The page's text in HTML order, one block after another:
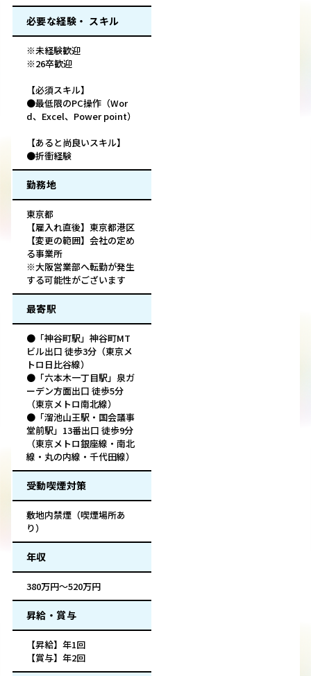
必要な経験・ スキル
※未経験歓迎
※26卒歓迎
【必須スキル】
●最低限のPC操作（Wor
d、Excel、Power point）
【あると尚良いスキル】
●折衝経験
勤務地
東京都
【雇入れ直後】東京都港区
【変更の範囲】会社の定め
る事業所
※大阪営業部へ転勤が発生
する可能性がございます
最寄駅
●「神谷町駅」神谷町MT
ビル出口 徒歩3分（東京メ
トロ日比谷線）
●「六本木一丁目駅」泉ガ
ーデン方面出口 徒歩5分
（東京メトロ南北線）
●「溜池山王駅・国会議事
堂前駅」13番出口 徒歩9分
（東京メトロ銀座線・南北
線・丸の内線・千代田線）
受動喫煙対策
敷地内禁煙（喫煙場所あ
り）
年収
380万円～520万円
昇給・賞与
【昇給】年1回
【賞与】年2回